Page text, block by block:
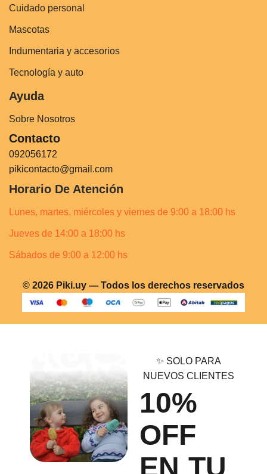
Cuidado personal
Mascotas
Indumentaria y accesorios
Tecnología y auto
Ayuda
Sobre Nosotros
Contacto
092056172
pikicontacto@gmail.com
Horario De Atención
Lunes, martes, miércoles y viernes de 9:00 a 18:00 hs
Jueves de 14:00 a 18:00 hs
Sábados de 9:00 a 12:00 hs
© 2026 Piki.uy — Todos los derechos reservados
✨ SOLO PARA
NUEVOS CLIENTES
10%
OFF
EN TU